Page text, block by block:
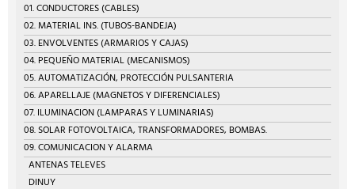
01. CONDUCTORES (CABLES)
02. MATERIAL INS. (TUBOS-BANDEJA)
03. ENVOLVENTES (ARMARIOS Y CAJAS)
04. PEQUEÑO MATERIAL (MECANISMOS)
05. AUTOMATIZACIÓN, PROTECCIÓN PULSANTERIA
06. APARELLAJE (MAGNETOS Y DIFERENCIALES)
07. ILUMINACION (LAMPARAS Y LUMINARIAS)
08. SOLAR FOTOVOLTAICA, TRANSFORMADORES, BOMBAS.
09. COMUNICACION Y ALARMA
ANTENAS TELEVES
DINUY